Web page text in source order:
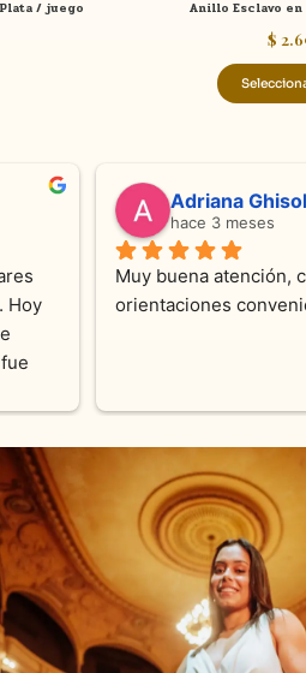
/ juego Anillo Esclavo en
$
Ramos
!!!!!Nos asesoraron
con dedicación.